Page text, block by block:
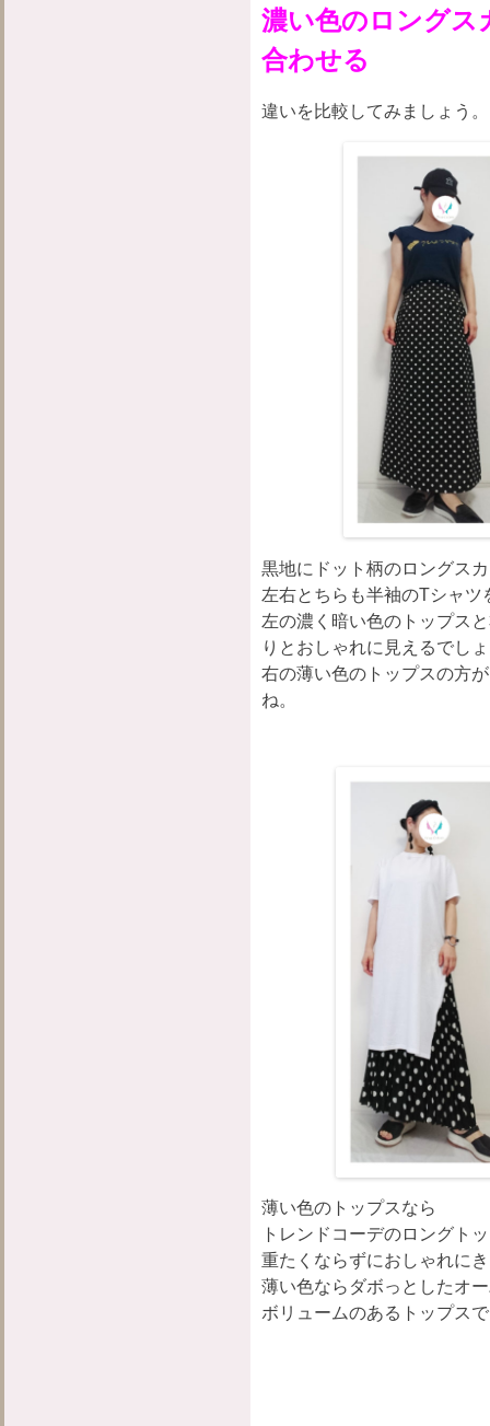
濃い色のロングス
合わせる
違いを比較してみましょう。
黒地にドット柄のロングス
左右とちらも半袖のTシャツ
左の濃く暗い色のトップス
りとおしゃれに見えるでし
右の薄い色のトップスの方
ね。
薄い色のトップスなら
トレンドコーデのロングト
重たくならずにおしゃれに
薄い色ならダボっとしたオ
ボリュームのあるトップス